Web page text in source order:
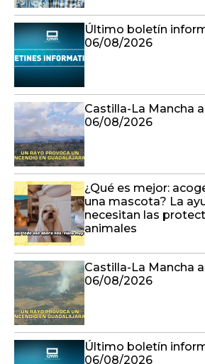
Último boletín
06/08/2026
Castilla-La Mancha
06/08/2026
¿Qué es mejor:
una mascota? La
necesitan las
animales
Castilla-La Mancha
06/08/2026
Último boletín
06/08/2026